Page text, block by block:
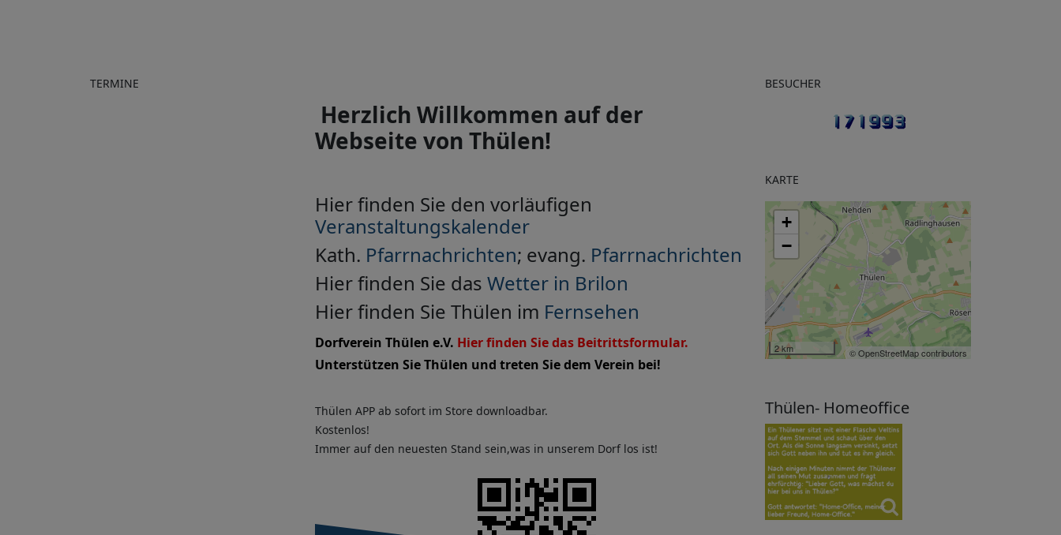
TERMINE
Herzlich Willkommen auf der
Webseite von Thülen!
Hier finden Sie den vorläufigen
Veranstaltungskalender
Kath. Pfarrnachrichten; evang. Pfarrnachrichten
Hier finden Sie das Wetter in Brilon
Hier finden Sie Thülen im Fernsehen
Dorfverein Thülen e.V. Hier finden Sie das Beitrittsformular.
Unterstützen Sie Thülen und treten Sie dem Verein bei!
Thülen APP ab sofort im Store downloadbar.
Kostenlos!
Immer auf den neuesten Stand sein,was in unserem Dorf los ist!
BESUCHER
KARTE
+
−
2 km © OpenStreetMap contributors
Thülen- Homeoffice